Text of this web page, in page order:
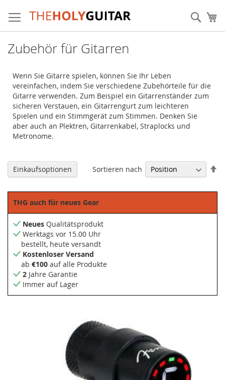
Inhalt
springen
Zubehör für Gitarren
Wenn Sie Gitarre spielen, können Sie Ihr Leben
vereinfachen, indem Sie verschiedene Zubehörteile für die
Gitarre verwenden. Zum Beispiel ein Gitarrenständer zum
sicheren Verstauen, ein Gitarrengurt zum leichteren
Spielen und ein Stimmgerät zum Stimmen. Denken Sie
aber auch an Plektren, Gitarrenkabel, Straplocks und
Metronome.
Sortieren nach
Einkaufsoptionen
THG auch für neues Gear
Neues Qualitätsprodukt
Werktags vor 15.00 Uhr
bestellt, heute versandt
Kostenloser Versand
ab €100 auf alle Produkte
2 Jahre Garantie
Immer auf Lager